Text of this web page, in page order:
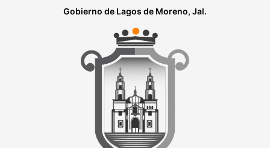
Gobierno de Lagos de Moreno, Jal.